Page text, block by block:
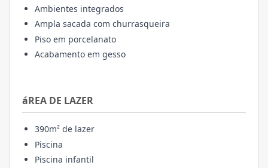
Ambientes integrados
Ampla sacada com churrasqueira
Piso em porcelanato
Acabamento em gesso
áREA DE LAZER
390m² de lazer
Piscina
Piscina infantil